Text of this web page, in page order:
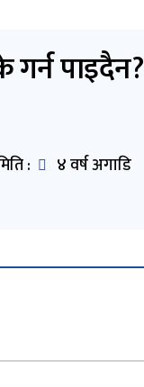
पाइदैन?
: ४ वर्ष अगाडि